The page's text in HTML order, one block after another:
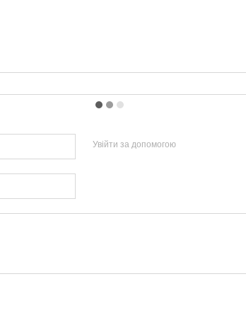
Увійти за допомогою